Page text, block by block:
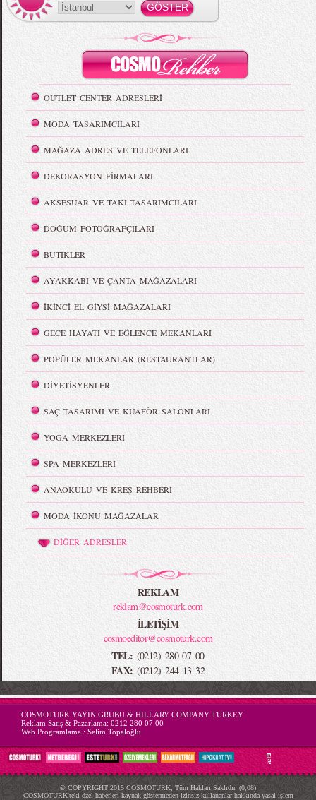
OUTLET CENTER ADRESLERİ
MODA TASARIMCILARI
MAĞAZA ADRES VE TELEFONLARI
DEKORASYON FİRMALARI
AKSESUAR VE TAKI TASARIMCILARI
DOĞUM FOTOĞRAFÇILARI
BUTİKLER
AYAKKABI VE ÇANTA MAĞAZALARI
İKİNCİ EL GİYSİ MAĞAZALARI
GECE HAYATI VE EĞLENCE MEKANLARI
POPÜLER MEKANLAR (RESTAURANTLAR)
DİYETİSYENLER
SAÇ TASARIMI VE KUAFÖR SALONLARI
YOGA MERKEZLERİ
SPA MERKEZLERİ
ANAOKULU VE KREŞ REHBERİ
MODA İKONU MAĞAZALAR
DİĞER ADRESLER
REKLAM
reklam@cosmoturk.com
İLETİŞİM
cosmoeditor@cosmoturk.com
TEL: (0212) 280 07 00
FAX: (0212) 244 13 32
-->
COSMOTURK YAYIN GRUBU & HILLARY COMPANY TURKEY
Reklam Satış & Pazarlama: 0212 280 07 00
Web Programlama : Selim Topaloğlu
© COPYRIGHT 2015 COSMOTURK, Tüm Hakları Saklıdır. (0,08)
COSMOTURK'teki özel haberleri kaynak göstermeden izinsiz kullananlar hakkında yasal işlem